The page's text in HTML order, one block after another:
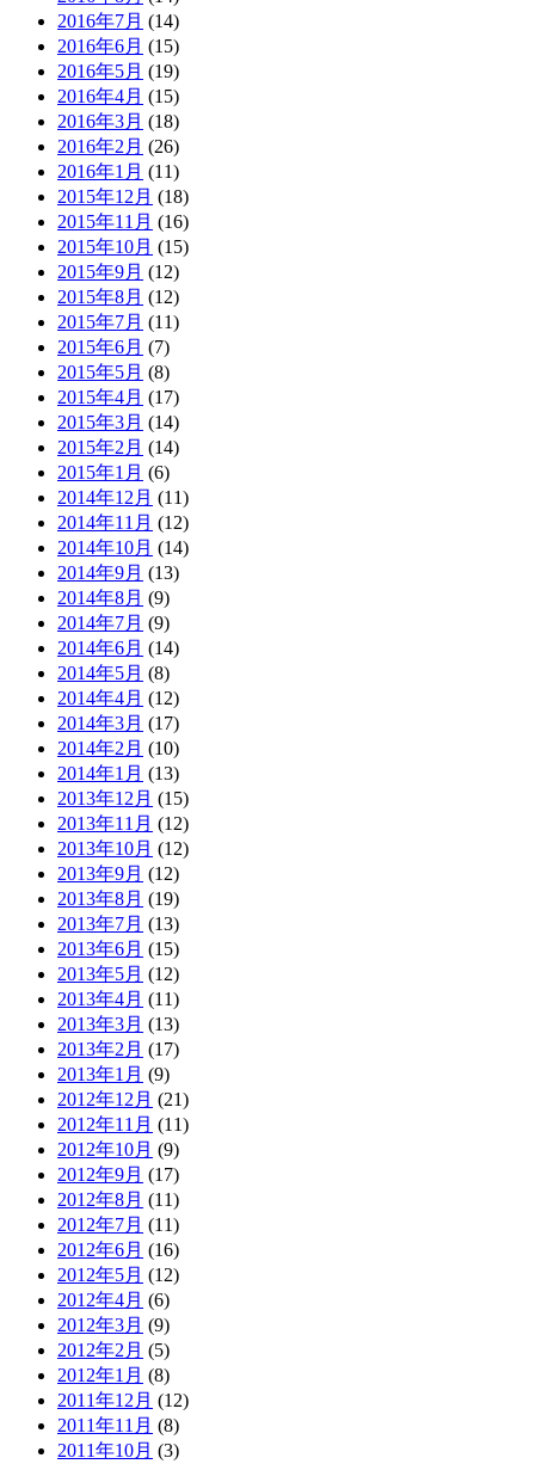
2016年7月 (14)
2016年6月 (15)
2016年5月 (19)
2016年4月 (15)
2016年3月 (18)
2016年2月 (26)
2016年1月 (11)
2015年12月 (18)
2015年11月 (16)
2015年10月 (15)
2015年9月 (12)
2015年8月 (12)
2015年7月 (11)
2015年6月 (7)
2015年5月 (8)
2015年4月 (17)
2015年3月 (14)
2015年2月 (14)
2015年1月 (6)
2014年12月 (11)
2014年11月 (12)
2014年10月 (14)
2014年9月 (13)
2014年8月 (9)
2014年7月 (9)
2014年6月 (14)
2014年5月 (8)
2014年4月 (12)
2014年3月 (17)
2014年2月 (10)
2014年1月 (13)
2013年12月 (15)
2013年11月 (12)
2013年10月 (12)
2013年9月 (12)
2013年8月 (19)
2013年7月 (13)
2013年6月 (15)
2013年5月 (12)
2013年4月 (11)
2013年3月 (13)
2013年2月 (17)
2013年1月 (9)
2012年12月 (21)
2012年11月 (11)
2012年10月 (9)
2012年9月 (17)
2012年8月 (11)
2012年7月 (11)
2012年6月 (16)
2012年5月 (12)
2012年4月 (6)
2012年3月 (9)
2012年2月 (5)
2012年1月 (8)
2011年12月 (12)
2011年11月 (8)
2011年10月 (3)